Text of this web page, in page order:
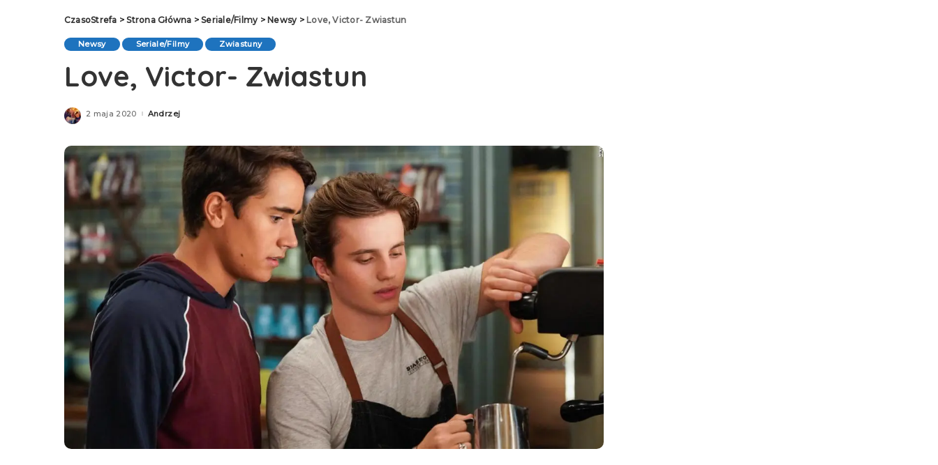
CzasoStrefa >Strona Główna >Seriale/Filmy> Newsy> Love, Victor- Zwiastun
Newsy Seriale/Filmy Zwiastuny
Love, Victor- Zwiastun
2 maja 2020Posted
Andrzej